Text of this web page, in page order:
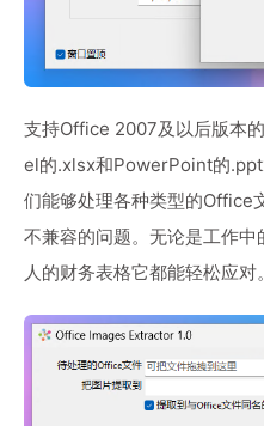
支持Office 2007及以后版本
el的.xlsx和PowerPoint的
们能够处理各种类型的Office
不兼容的问题。无论是工作
人的财务表格它都能轻松应对。